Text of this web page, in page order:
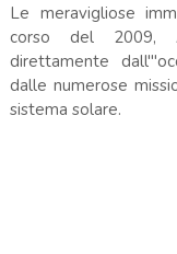
Le meravigliose
corso del 2009,
direttamente
dalle numerose
sistema solare.